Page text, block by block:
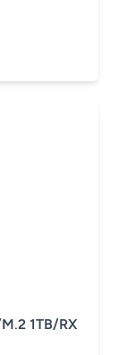
1TB/RX